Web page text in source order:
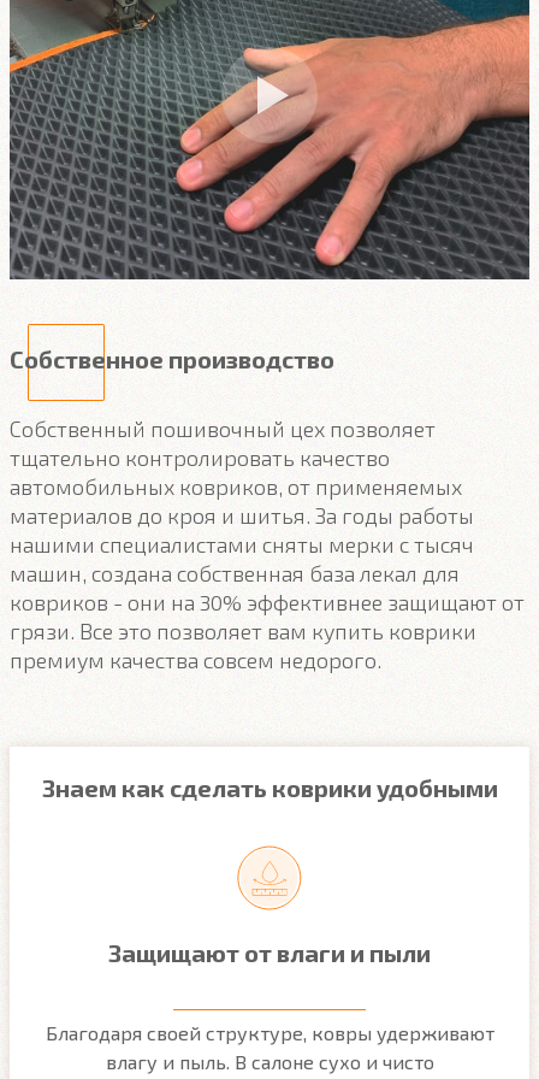
Собственное производство
Собственный пошивочный цех позволяет
тщательно контролировать качество
автомобильных ковриков, от применяемых
материалов до кроя и шитья. За годы работы
нашими специалистами сняты мерки с тысяч
машин, создана собственная база лекал для
ковриков - они на 30% эффективнее защищают от
грязи. Все это позволяет вам купить коврики
премиум качества совсем недорого.
Знаем как сделать коврики удобными
Защищают от влаги и пыли
Благодаря своей структуре, ковры удерживают
влагу и пыль. В салоне сухо и чисто